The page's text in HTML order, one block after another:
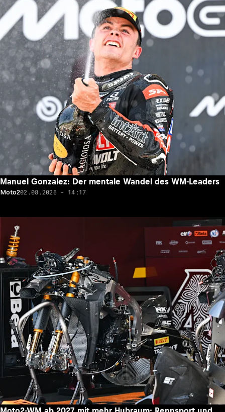
Manuel Gonzalez: Der mentale Wandel des WM-Leaders
Moto202.08.2026 - 14:17